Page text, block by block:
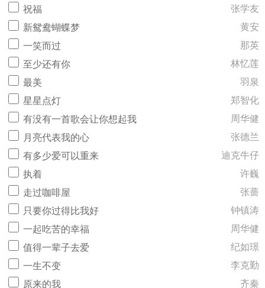
祝福
张学友
新鸳鸯蝴蝶梦
黄安
一笑而过
那英
至少还有你
林忆莲
最美
羽泉
星星点灯
郑智化
有没有一首歌会让你想起我
周华健
月亮代表我的心
张德兰
有多少爱可以重来
迪克牛仔
执着
许巍
走过咖啡屋
张蔷
只要你过得比我好
钟镇涛
一起吃苦的幸福
周华健
值得一辈子去爱
纪如璟
一生不变
李克勤
原来的我
齐秦